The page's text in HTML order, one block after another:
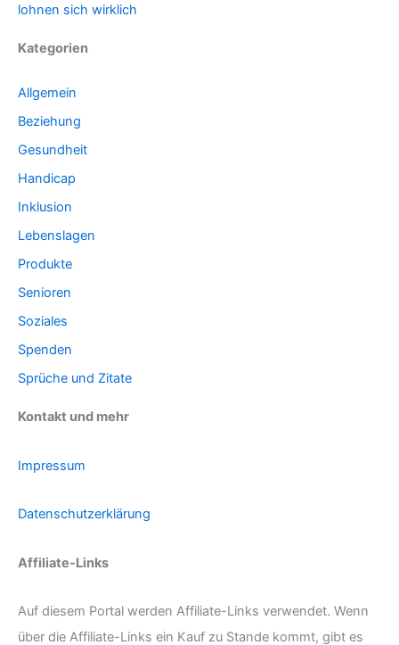
lohnen sich wirklich
Kategorien
Allgemein
Beziehung
Gesundheit
Handicap
Inklusion
Lebenslagen
Produkte
Senioren
Soziales
Spenden
Sprüche und Zitate
Kontakt und mehr
Impressum
Datenschutzerklärung
Affiliate-Links
Auf diesem Portal werden Affiliate-Links verwendet. Wenn
über die Affiliate-Links ein Kauf zu Stande kommt, gibt es